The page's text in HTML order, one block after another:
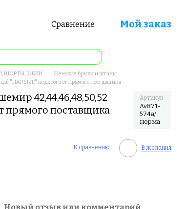
Сравнение Мой заказ
ШОРТЫ, ЮБКИ
Женские брюки и штаны
"HARSIZE" недорого от прямого поставщика
42,44,46,48,50,52
прямого поставщика
Артикул
Av871-
574a/
норма
К сравнению В желания